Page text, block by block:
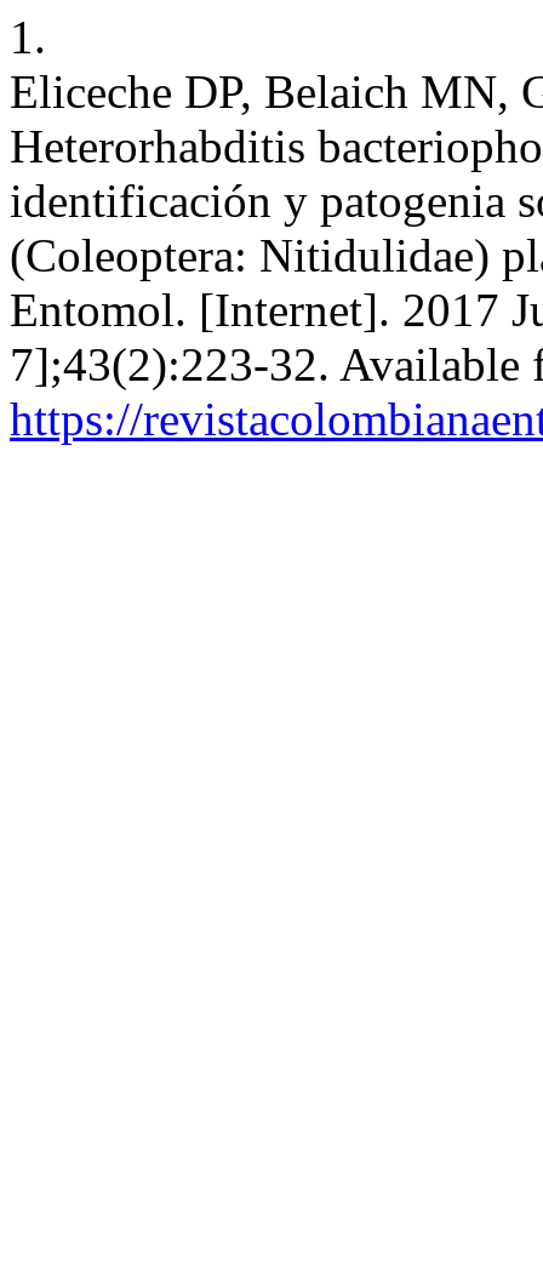
1.
Eliceche DP, Belaich
Heterorhabditis
identificación y patogenia
(Coleoptera: Nitidulidae)
Entomol. [Internet]. 2017
7];43(2):223-32. Available
https://